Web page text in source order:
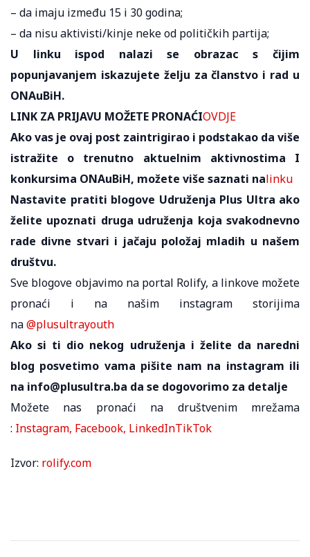
– da imaju između 15 i 30 godina;
– da nisu aktivisti/kinje neke od političkih partija;
U linku ispod nalazi se obrazac s čijim
popunjavanjem iskazujete želju za članstvo i rad u
ONAuBiH.
LINK ZA PRIJAVU MOŽETE PRONAĆIOVDJE
Ako vas je ovaj post zaintrigirao i podstakao da više
istražite o trenutno aktuelnim aktivnostima I
konkursima ONAuBiH, možete više saznati nalinku
Nastavite pratiti blogove Udruženja Plus Ultra ako
želite upoznati druga udruženja koja svakodnevno
rade divne stvari i jačaju položaj mladih u našem
društvu.
Sve blogove objavimo na portal Rolify, a linkove možete
pronaći i na našim instagram storijima
na@plusultrayouth
Ako si ti dio nekog udruženja i želite da naredni
blog posvetimo vama pišite nam na instagram ili
na info@plusultra.ba da se dogovorimo za detalje
Možete nas pronaći na društvenim mrežama
: Instagram, Facebook, LinkedInTikTok
Izvor: rolify.com